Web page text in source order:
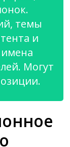
темы
и
Могут